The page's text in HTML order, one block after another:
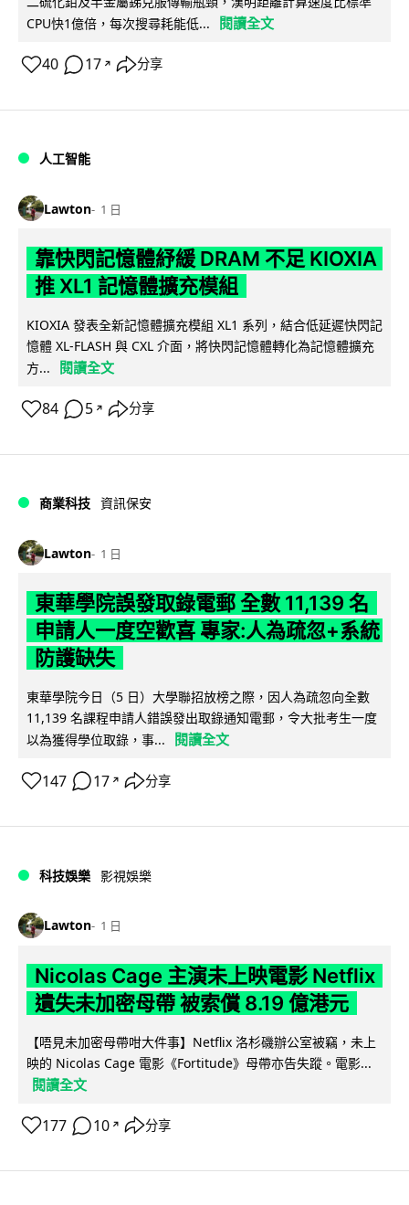
CPU快1億倍，每次搜尋耗能低...
閱讀全文
40 17 ↗ 分享
人工智能
Lawton 1 日
靠快閃記憶體紓緩 DRAM 不足 KIOXIA
推 XL1 記憶體擴充模組
KIOXIA 發表全新記憶體擴充模組 XL1 系列，結合低延遲快閃記
憶體 XL-FLASH 與 CXL 介面，將快閃記憶體轉化為記憶體擴充
方...
閱讀全文
84 5 ↗ 分享
商業科技 資訊保安
Lawton 1 日
東華學院誤發取錄電郵 全數 11,139 名
申請人一度空歡喜 專家:人為疏忽+系統
防護缺失
東華學院今日（5 日）大學聯招放榜之際，因人為疏忽向全數
11,139 名課程申請人錯誤發出取錄通知電郵，令大批考生一度
以為獲得學位取錄，事...
閱讀全文
147 17 ↗ 分享
科技娛樂 影視娛樂
Lawton 1 日
Nicolas Cage 主演未上映電影 Netflix
遺失未加密母帶 被索償 8.19 億港元
【唔見未加密母帶咁大件事】Netflix 洛杉磯辦公室被竊，未上
映的 Nicolas Cage 電影《Fortitude》母帶亦告失蹤。電影...
閱讀全文
177 10 ↗ 分享